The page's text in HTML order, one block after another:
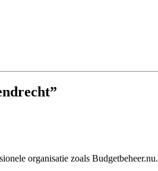
organisatie zoals Budgetbeheer.nu.